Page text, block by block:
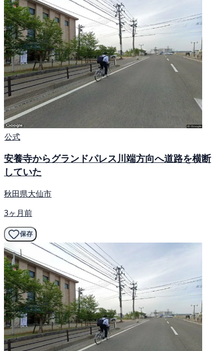
公式
安養寺からグランドパレス川端方向へ道路を横断
していた
秋田県大仙市
3ヶ月前
保存